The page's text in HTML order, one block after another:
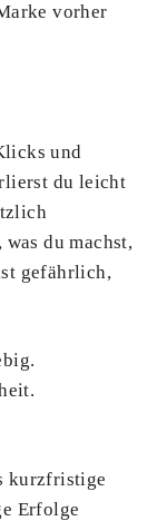
vorher
und
du leicht
du machst,
gefährlich,
kurzfristige
Erfolge